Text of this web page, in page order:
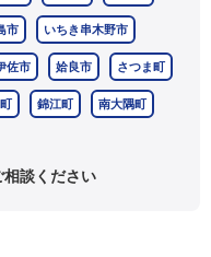
市 いちき串木野市
佐市 姶良市 さつま町
錦江町 南大隅町
談ください